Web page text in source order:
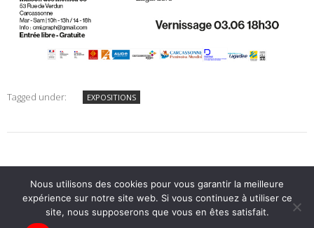
Tagged under: EXPOSITIONS
Nous utilisons des cookies pour vous garantir la meilleure
expérience sur notre site web. Si vous continuez à utiliser ce
site, nous supposerons que vous en êtes satisfait.